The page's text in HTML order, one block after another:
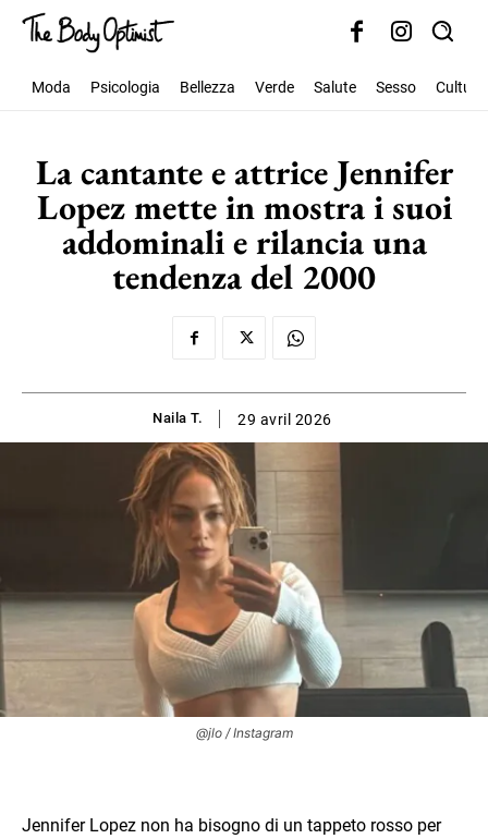
Moda Psicologia Bellezza Verde Salute Sesso Cultura
La cantante e attrice Jennifer
Lopez mette in mostra i suoi
addominali e rilancia una
tendenza del 2000
Naila T. 29 avril 2026
@jlo / Instagram
Jennifer Lopez non ha bisogno di un tappeto rosso per